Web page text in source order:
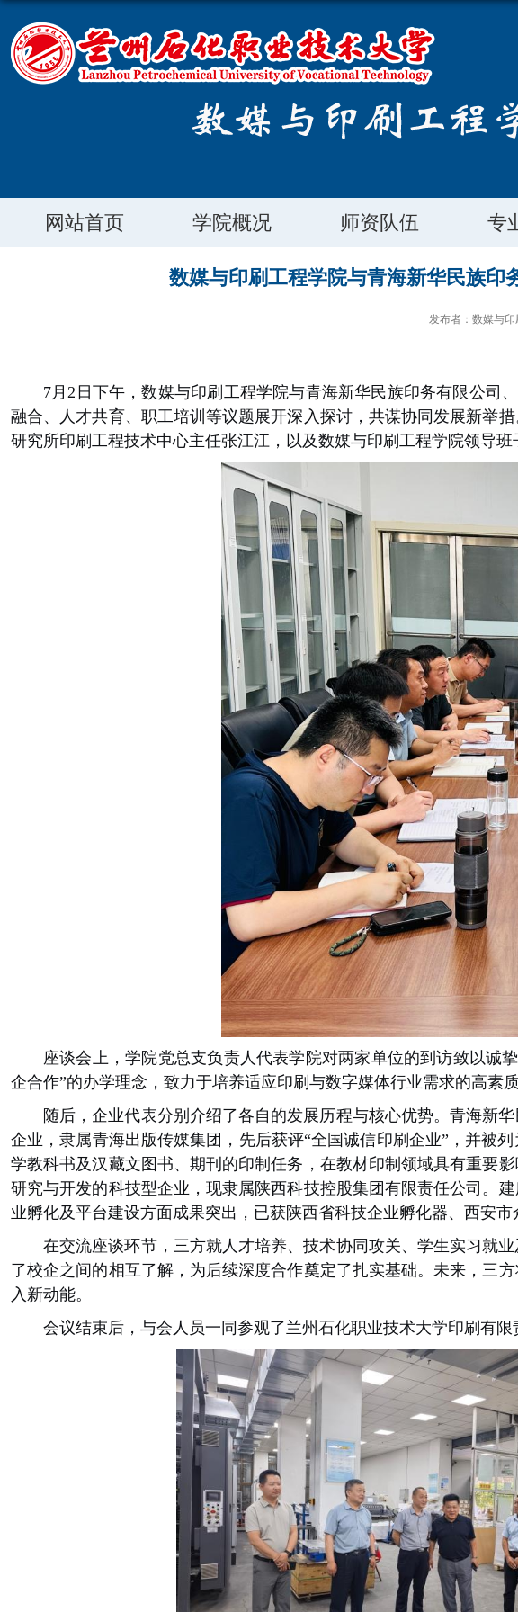
网站首页 学院概况 师资队伍 专
数媒与印刷工程学院与青海新华民族印
发布者：数媒与印
7月2日下午，数媒与印刷工程学院与青海新华民族印务有限公司
融合、人才共育、职工培训等议题展开深入探讨，共谋协同发展新举
研究所印刷工程技术中心主任张江江，以及数媒与印刷工程学院领导班
座谈会上，学院党总支负责人代表学院对两家单位的到访致以诚
企合作”的办学理念，致力于培养适应印刷与数字媒体行业需求的高素质
随后，企业代表分别介绍了各自的发展历程与核心优势。青海新
企业，隶属青海出版传媒集团，先后获评“全国诚信印刷企业”，并被
学教科书及汉藏文图书、期刊的印制任务，在教材印制领域具有重要
研究与开发的科技型企业，现隶属陕西科技控股集团有限责任公司。
业孵化及平台建设方面成果突出，已获陕西省科技企业孵化器、西安市
在交流座谈环节，三方就人才培养、技术协同攻关、学生实习就
了校企之间的相互了解，为后续深度合作奠定了扎实基础。未来，三
入新动能。
会议结束后，与会人员一同参观了兰州石化职业技术大学印刷有限